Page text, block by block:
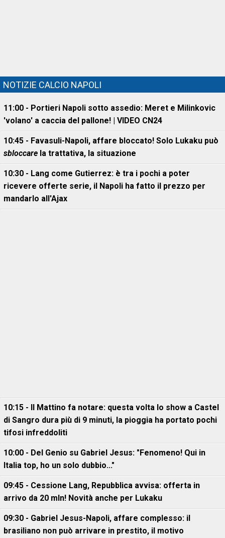
NOTIZIE CALCIO NAPOLI
11:00 - Portieri Napoli sotto assedio: Meret e Milinkovic
'volano' a caccia del pallone! | VIDEO CN24
10:45 - Favasuli-Napoli, affare bloccato! Solo Lukaku può
sbloccare la trattativa, la situazione
10:30 - Lang come Gutierrez: è tra i pochi a poter
ricevere offerte serie, il Napoli ha fatto il prezzo per
mandarlo all'Ajax
10:15 - Il Mattino fa notare: questa volta lo show a Castel
di Sangro dura più di 9 minuti, la pioggia ha portato pochi
tifosi infreddoliti
10:00 - Del Genio su Gabriel Jesus: "Fenomeno! Qui in
Italia top, ho un solo dubbio..."
09:45 - Cessione Lang, Repubblica avvisa: offerta in
arrivo da 20 mln! Novità anche per Lukaku
09:30 - Gabriel Jesus-Napoli, affare complesso: il
brasiliano non può arrivare in prestito, il motivo